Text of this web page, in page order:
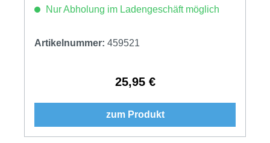
Nur Abholung im Ladengeschäft möglich
Artikelnummer: 459521
Regulärer Preis:
25,95 €
zum Produkt